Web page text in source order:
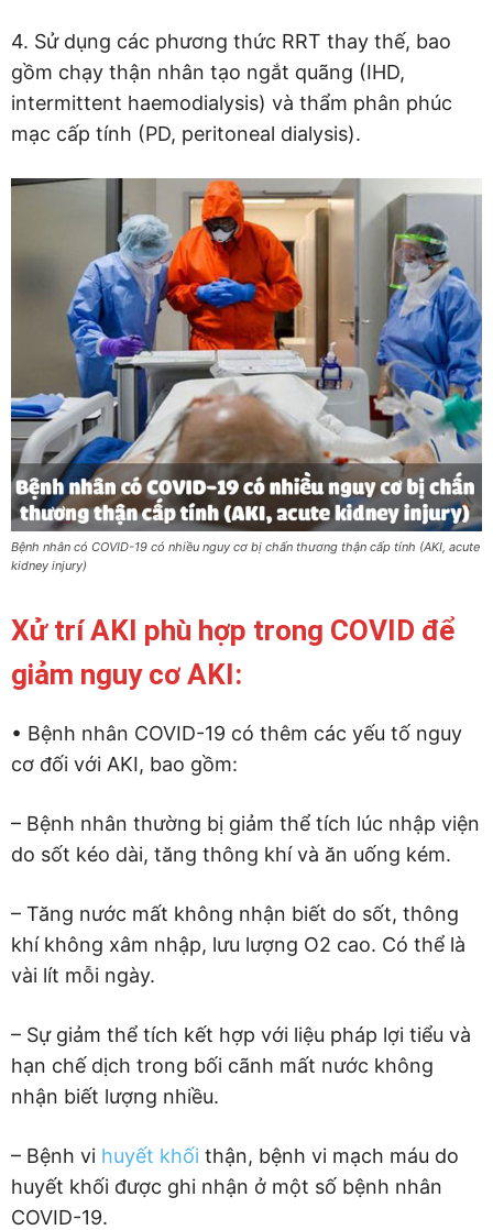
4. Sử dụng các phương thức RRT thay thế, bao
gồm chạy thận nhân tạo ngắt quãng (IHD,
intermittent haemodialysis) và thẩm phân phúc
mạc cấp tính (PD, peritoneal dialysis).
Bệnh nhân có COVID-19 có nhiều nguy cơ bị chấn thương thận cấp tính (AKI, acute
kidney injury)
Xử trí AKI phù hợp trong COVID để
giảm nguy cơ AKI:
• Bệnh nhân COVID-19 có thêm các yếu tố nguy
cơ đối với AKI, bao gồm:
– Bệnh nhân thường bị giảm thể tích lúc nhập viện
do sốt kéo dài, tăng thông khí và ăn uống kém.
– Tăng nước mất không nhận biết do sốt, thông
khí không xâm nhập, lưu lượng O2 cao. Có thể là
vài lít mỗi ngày.
– Sự giảm thể tích kết hợp với liệu pháp lợi tiểu và
hạn chế dịch trong bối cãnh mất nước không
nhận biết lượng nhiều.
– Bệnh vi huyết khối thận, bệnh vi mạch máu do
huyết khối được ghi nhận ở một số bệnh nhân
COVID-19.